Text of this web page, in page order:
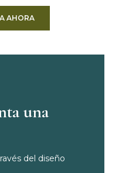
AHORA
una
del diseño